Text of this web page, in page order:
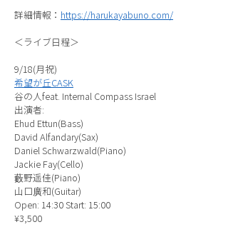
詳細情報： https://harukayabuno.com/
＜ライブ日程＞
9/18(月祝)
希望が丘CASK
谷の人feat. Internal Compass Israel
出演者:
Ehud Ettun(Bass)
David Alfandary(Sax)
Daniel Schwarzwald(Piano)
Jackie Fay(Cello)
藪野遥佳(Piano)
山口廣和(Guitar)
Open: 14:30 Start: 15:00
¥3,500